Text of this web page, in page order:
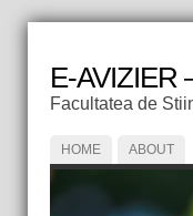
E-AVIZIER
Facultatea de
HOME ABOUT